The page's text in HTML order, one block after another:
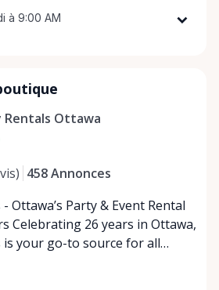
à 9:00 AM
9:00 AM - 5:00 PM
Rentals Ottawa
) 458Annonces
Ottawa’s Party & Event Rental
is your go-to source for all
proud to be a
expanding our offerings